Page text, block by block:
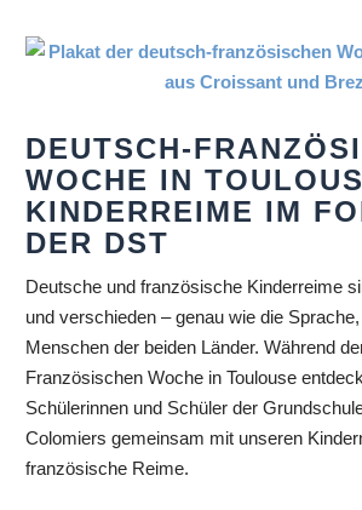
DEUTSCH-
WOCHE IN
KINDERREIME IM
DER DST
Deutsche und französische Kinderreime
und verschieden – genau wie die
Menschen der beiden Länder. Während
Französischen Woche in Toulouse
Schülerinnen und Schüler der
Colomiers gemeinsam mit unseren
französische Reime.